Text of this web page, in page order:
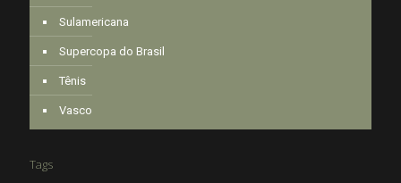
Sulamericana
Supercopa do Brasil
Tênis
Vasco
Tags